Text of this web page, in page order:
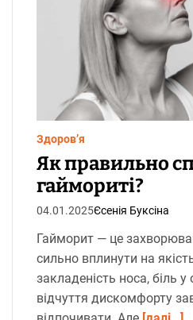
Здоров’я
Як правильно
гаймориті?
04.01.2025Єсенія Буксіна
Гайморит — це
сильно вплинути на
закладеність носа, біль у
відчуття дискомфорту